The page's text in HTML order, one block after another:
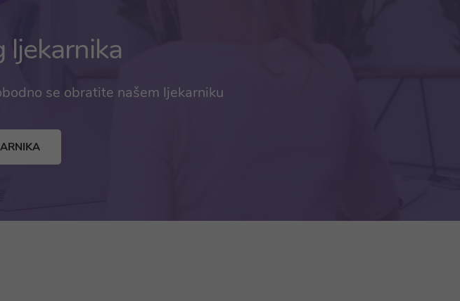
ljekarnika
se obratite našem ljekarniku